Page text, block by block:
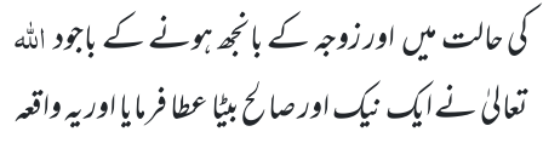
کی حالت میںاور زوجہ کے بانجھ ہونے کے باجوداللہ
تعالیٰ نے ایک نیک اور صالح بیٹا عطا فرمایا اور یہ واقعہ